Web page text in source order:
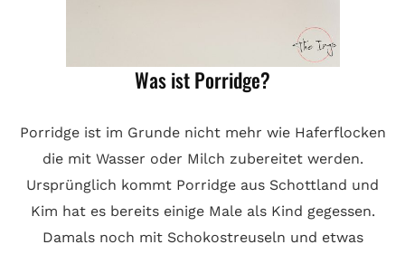
Was ist Porridge?
Porridge ist im Grunde nicht mehr wie Haferflocken
die mit Wasser oder Milch zubereitet werden.
Ursprünglich kommt Porridge aus Schottland und
Kim hat es bereits einige Male als Kind gegessen.
Damals noch mit Schokostreuseln und etwas